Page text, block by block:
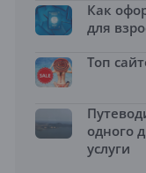
Как
для
Топ
одного
услуги